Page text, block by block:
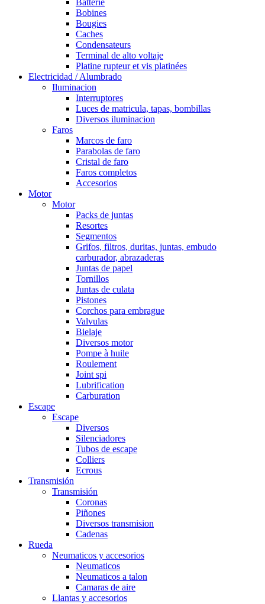
Bobines
Bougies
Caches
Condensateurs
Terminal de alto voltaje
Platine rupteur et vis platinées
Electricidad / Alumbrado
Iluminacion
Interruptores
Luces de matricula, tapas, bombillas
Diversos iluminacion
Faros
Marcos de faro
Parabolas de faro
Cristal de faro
Faros completos
Accesorios
Motor
Motor
Packs de juntas
Resortes
Segmentos
Grifos, filtros, duritas, juntas, embudo
carburador, abrazaderas
Juntas de papel
Tornillos
Juntas de culata
Pistones
Corchos para embrague
Valvulas
Bielaje
Diversos motor
Pompe à huile
Roulement
Joint spi
Lubrification
Carburation
Escape
Escape
Diversos
Silenciadores
Tubos de escape
Colliers
Ecrous
Transmisión
Transmisión
Coronas
Piñones
Diversos transmision
Cadenas
Rueda
Neumaticos y accesorios
Neumaticos
Neumaticos a talon
Camaras de aire
Llantas y accesorios